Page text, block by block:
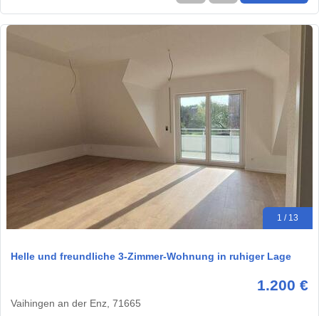
1 / 13
Helle und freundliche 3-Zimmer-Wohnung in ruhiger Lage
1.200 €
Vaihingen an der Enz, 71665